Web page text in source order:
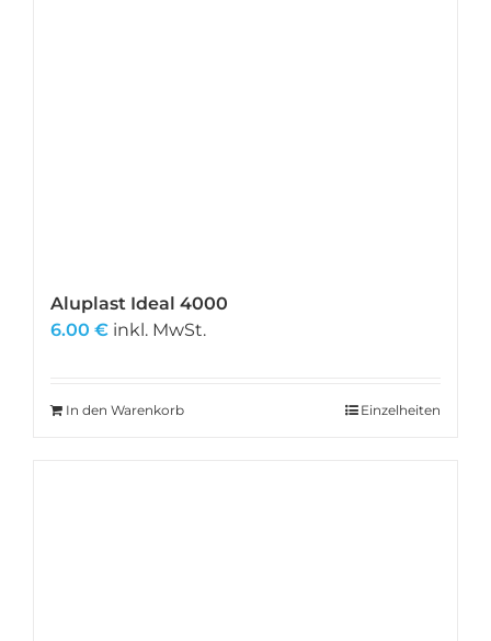
Aluplast Ideal 4000
6.00 € inkl. MwSt.
In den Warenkorb Einzelheiten